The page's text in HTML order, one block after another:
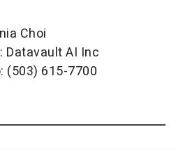
Choi
AI Inc
(503) 615-7700